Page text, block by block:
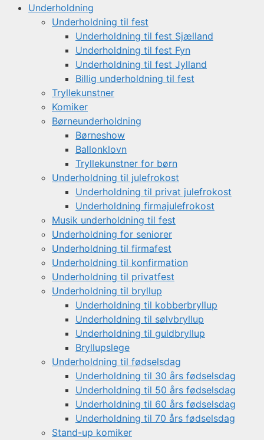
Underholdning
Underholdning til fest
Underholdning til fest Sjælland
Underholdning til fest Fyn
Underholdning til fest Jylland
Billig underholdning til fest
Tryllekunstner
Komiker
Børneunderholdning
Børneshow
Ballonklovn
Tryllekunstner for børn
Underholdning til julefrokost
Underholdning til privat julefrokost
Underholdning firmajulefrokost
Musik underholdning til fest
Underholdning for seniorer
Underholdning til firmafest
Underholdning til konfirmation
Underholdning til privatfest
Underholdning til bryllup
Underholdning til kobberbryllup
Underholdning til sølvbryllup
Underholdning til guldbryllup
Bryllupslege
Underholdning til fødselsdag
Underholdning til 30 års fødselsdag
Underholdning til 50 års fødselsdag
Underholdning til 60 års fødselsdag
Underholdning til 70 års fødselsdag
Stand-up komiker